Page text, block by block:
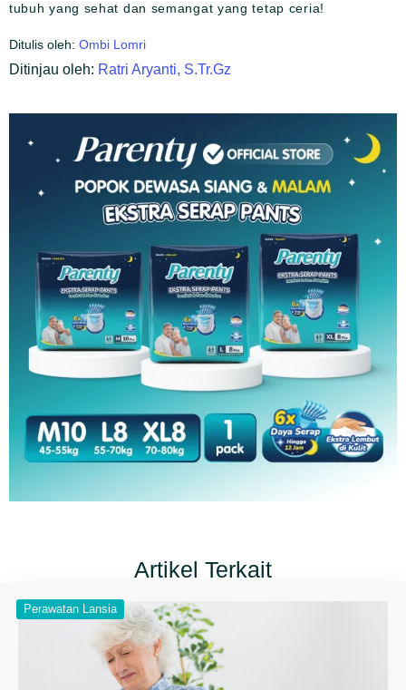
tubuh yang sehat dan semangat yang tetap ceria!
Ditulis oleh: Ombi Lomri
Ditinjau oleh: Ratri Aryanti, S.Tr.Gz
Artikel Terkait
Perawatan Lansia